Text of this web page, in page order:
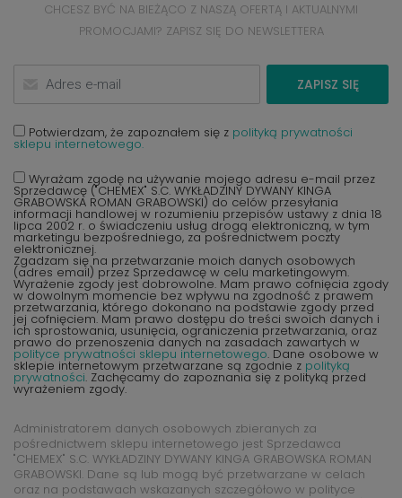
CHCESZ BYĆ NA BIEŻĄCO Z NASZĄ OFERTĄ I AKTUALNYMI
PROMOCJAMI? ZAPISZ SIĘ DO NEWSLETTERA
ZAPISZ SIĘ
Potwierdzam, że zapoznałem się z polityką prywatności
sklepu internetowego.
Wyrażam zgodę na używanie mojego adresu e-mail przez
Sprzedawcę ("CHEMEX" S.C. WYKŁADZINY DYWANY KINGA
GRABOWSKA ROMAN GRABOWSKI) do celów przesyłania
informacji handlowej w rozumieniu przepisów ustawy z dnia 18
lipca 2002 r. o świadczeniu usług drogą elektroniczną, w tym
marketingu bezpośredniego, za pośrednictwem poczty
elektronicznej.
Zgadzam się na przetwarzanie moich danych osobowych
(adres email) przez Sprzedawcę w celu marketingowym.
Wyrażenie zgody jest dobrowolne. Mam prawo cofnięcia zgody
w dowolnym momencie bez wpływu na zgodność z prawem
przetwarzania, którego dokonano na podstawie zgody przed
jej cofnięciem. Mam prawo dostępu do treści swoich danych i
ich sprostowania, usunięcia, ograniczenia przetwarzania, oraz
prawo do przenoszenia danych na zasadach zawartych w
polityce prywatności sklepu internetowego. Dane osobowe w
sklepie internetowym przetwarzane są zgodnie z polityką
prywatności. Zachęcamy do zapoznania się z polityką przed
wyrażeniem zgody.
Administratorem danych osobowych zbieranych za
pośrednictwem sklepu internetowego jest Sprzedawca
"CHEMEX" S.C. WYKŁADZINY DYWANY KINGA GRABOWSKA ROMAN
GRABOWSKI. Dane są lub mogą być przetwarzane w celach
oraz na podstawach wskazanych szczegółowo w polityce